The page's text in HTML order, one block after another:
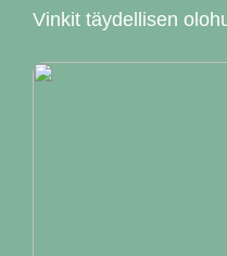
Vinkit täydellisen